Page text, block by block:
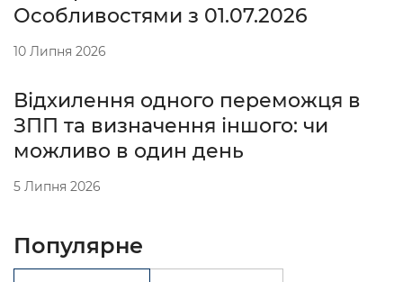
Особливостями з 01.07.2026
10 Липня 2026
Відхилення одного переможця в
ЗПП та визначення іншого: чи
можливо в один день
5 Липня 2026
Популярне